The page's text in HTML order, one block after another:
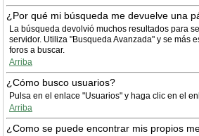
¿Por qué mi búsqueda me devuelve una
La búsqueda devolvió muchos resultados para
servidor. Utiliza "Busqueda Avanzada" y se más
foros a buscar.
Arriba
¿Cómo busco usuarios?
Pulsa en el enlace "Usuarios" y haga clic en el
Arriba
¿Como se puede encontrar mis propios